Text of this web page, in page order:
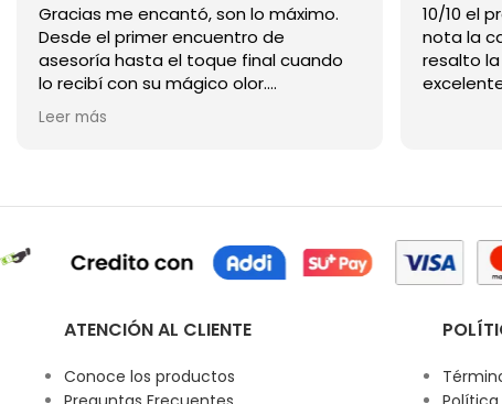
Gracias me encantó, son lo máximo.
Desde el primer encuentro de
asesoría hasta el toque final cuando
lo recibí con su mágico olor.
Wow.💖
Leer más
10/10 el
nota la
resalto
ATENCIÓN AL CLIENTE
Conoce los productos